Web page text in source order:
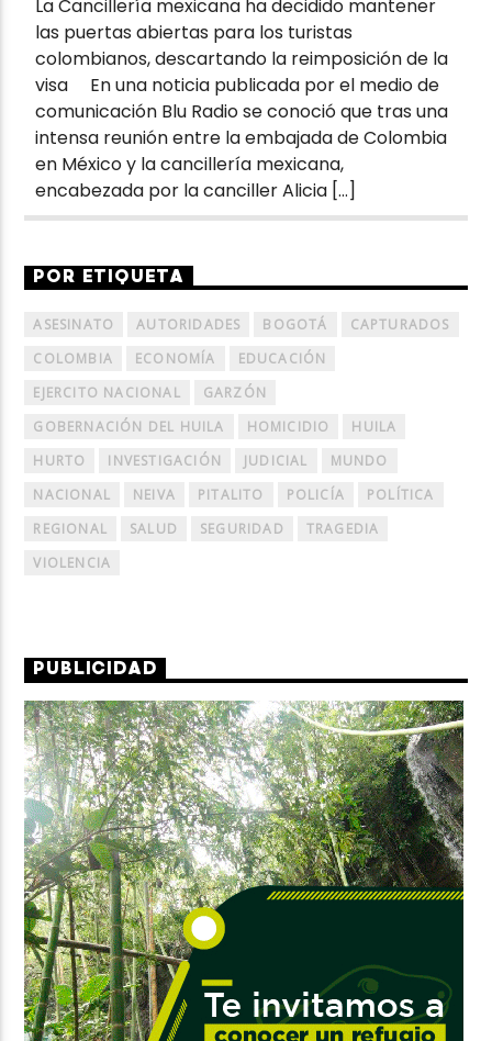
La Cancillería mexicana ha decidido mantener
las puertas abiertas para los turistas
colombianos, descartando la reimposición de la
visa En una noticia publicada por el medio de
comunicación Blu Radio se conoció que tras una
intensa reunión entre la embajada de Colombia
en México y la cancillería mexicana,
encabezada por la canciller Alicia […]
POR ETIQUETA
ASESINATO AUTORIDADES BOGOTÁ
CAPTURADOS
COLOMBIA
ECONOMÍA
EDUCACIÓN
EJERCITO NACIONAL
GARZÓN
GOBERNACIÓN DEL HUILA
HOMICIDIO
HUILA
HURTO
INVESTIGACIÓN JUDICIAL
MUNDO
NACIONAL
NEIVA PITALITO POLICÍA
POLÍTICA
REGIONAL
SALUD SEGURIDAD
TRAGEDIA
VIOLENCIA
PUBLICIDAD